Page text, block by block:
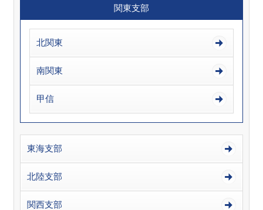
関東支部
北関東
南関東
甲信
東海支部
北陸支部
関西支部